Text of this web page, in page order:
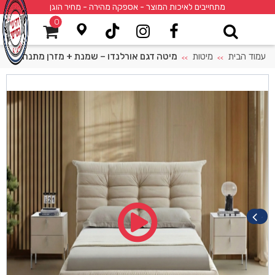
מתחייבים לאיכות המוצר - אספקה מהירה - מחיר הוגן
0
עמוד הבית >> מיטות >> מיטה דגם אורלנדו – שמנת + מזרן מתנה